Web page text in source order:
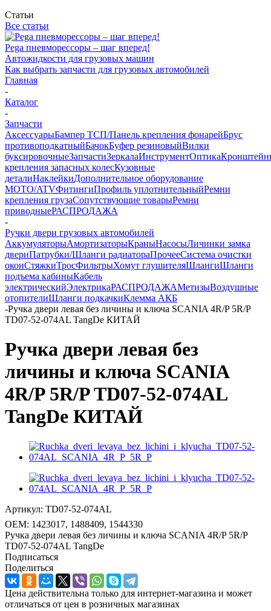
Статьи
Все статьи
Pega пневморессоры – шаг вперед!
Автожидкости для грузовых машин
Как выбрать запчасти для грузовых автомобилей
Главная
-
Каталог
-
Запчасти
АксессуарыБампер ТСП/Панель крепления фонарейБрус
противоподкатныйБачокБуфер резиновыйВилки
буксировочныеЗапчастиЗеркалаИнструментОптика
крепления запасных колесКузовные
деталиНаклейкиДополнительное оборудование
MOTO/ATVФитингиПрофиль уплотнительныйРемни
крепления грузаСопутствующие товарыРемни
приводныеРАСПРОДАЖА
-
Ручки двери грузовых автомобилей
АккумуляторыАмортизаторыКраныНасосыЛичинки замка
двериПатрубки/Шланги радиатораПрочееСистема очистки
оконСтяжкиТросФильтрыХомут глушителяШлангиШланги
подъема кабиныКабель
электрическийЭлектрикаРАСПРОДАЖАМетизыВоздушные
отопителиШланги подкачкиКлемма АКБ
-Ручка двери левая без личины и ключа SCANIA 4R/P 5R/P
TD07-52-074AL TangDe КИТАЙ
Ручка двери левая без
личины и ключа SCANIA
4R/P 5R/P TD07-52-074AL
TangDe КИТАЙ
Артикул: TD07-52-074AL
OEM: 1423017, 1488409, 1544330
Ручка двери левая без личины и ключа SCANIA 4R/P 5R/P
TD07-52-074AL TangDe
Подписаться
Поделиться
Цена действительна только для интернет-магазина и может
отличаться от цен в розничных магазинах